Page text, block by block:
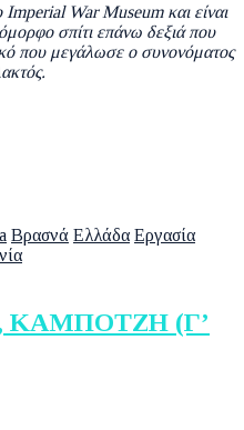
War Museum και είναι
σπίτι επάνω δεξιά που
που μεγάλωσε ο συνονόματος
Βρασνά Ελλάδα Εργασία
ΚΑΜΠΟΤΖΗ (Γ’